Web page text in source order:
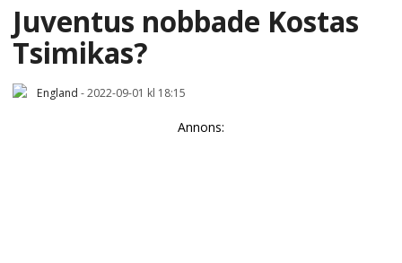
Juventus nobbade Kostas
Tsimikas?
England -2022-09-01 kl 18:15
Annons: